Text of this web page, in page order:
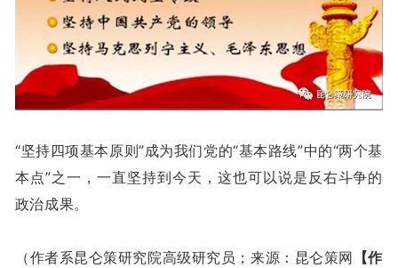
“坚持四项基本原则”成为我们党的“基本路线”中的“两个基
本点”之一，一直坚持到今天，这也可以说是反右斗争的
政治成果。
（作者系昆仑策研究院高级研究员；来源：昆仑策网 【作